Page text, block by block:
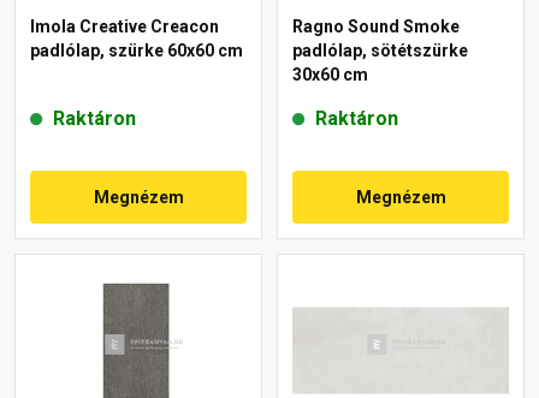
Imola Creative Creacon
padlólap, szürke 60x60 cm
Raktáron
Megnézem
Ragno Sound Smoke
padlólap, sötétszürke
30x60 cm
Raktáron
Megnézem